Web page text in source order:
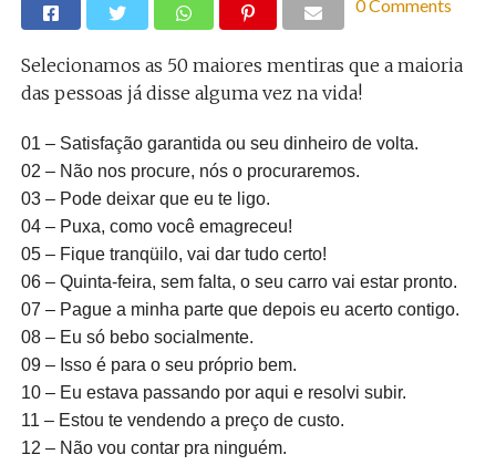
0 Comments
Selecionamos as 50 maiores mentiras que a maioria
das pessoas já disse alguma vez na vida!
01 – Satisfação garantida ou seu dinheiro de volta.
02 – Não nos procure, nós o procuraremos.
03 – Pode deixar que eu te ligo.
04 – Puxa, como você emagreceu!
05 – Fique tranqüilo, vai dar tudo certo!
06 – Quinta-feira, sem falta, o seu carro vai estar pronto.
07 – Pague a minha parte que depois eu acerto contigo.
08 – Eu só bebo socialmente.
09 – Isso é para o seu próprio bem.
10 – Eu estava passando por aqui e resolvi subir.
11 – Estou te vendendo a preço de custo.
12 – Não vou contar pra ninguém.